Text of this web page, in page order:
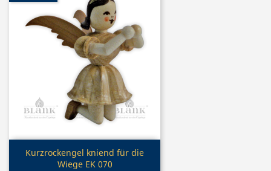
Vorschau
Kurzrockengel kniend für die
Wiege EK 070